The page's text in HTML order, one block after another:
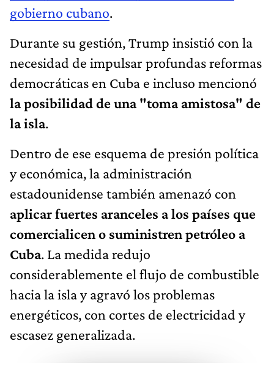
gobierno cubano.
Durante su gestión, Trump insistió con la
necesidad de impulsar profundas reformas
democráticas en Cuba e incluso mencionó
la posibilidad de una "toma amistosa" de
la isla.
Dentro de ese esquema de presión política
y económica, la administración
estadounidense también amenazó con
aplicar fuertes aranceles a los países que
comercialicen o suministren petróleo a
Cuba. La medida redujo
considerablemente el flujo de combustible
hacia la isla y agravó los problemas
energéticos, con cortes de electricidad y
escasez generalizada.